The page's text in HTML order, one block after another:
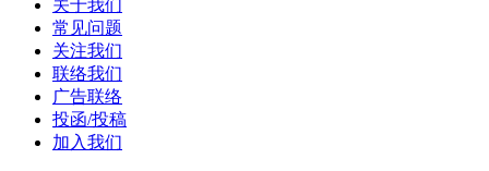
关于我们
常见问题
关注我们
联络我们
广告联络
投函/投稿
加入我们